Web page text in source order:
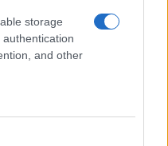
storage
and other